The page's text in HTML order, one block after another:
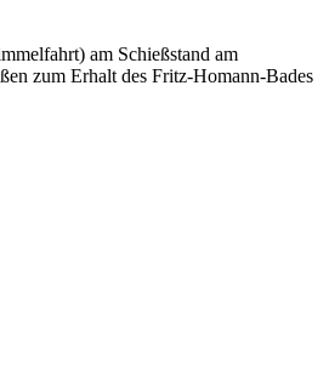
am Schießstand am
zum Erhalt des Fritz-Homann-Bades